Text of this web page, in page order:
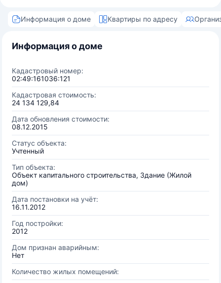
Информация о доме Квартиры по адресу
Информация о доме
Кадастровый номер:
02:49:161036:121
Кадастровая стоимость:
24 134 129,84
Дата обновления стоимости:
08.12.2015
Статус объекта:
Учтенный
Тип объекта:
Объект капитального строительства, Здание (Жилой
дом)
Дата постановки на учёт:
16.11.2012
Год постройки:
2012
Дом признан аварийным:
Нет
Количество жилых помещений: